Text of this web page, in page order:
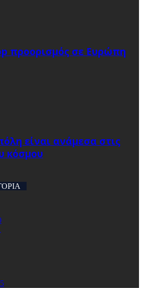
προορισμός σε Ευρώπη
είναι ανάμεσα στις
κόσμου